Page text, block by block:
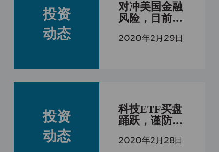
投资
动态
对冲美国金融
风险，目前可
的头等大事
2020年2月29日
投资
动态
科技ETF买盘
踊跃，谨防反
2020年2月28日
人民币，且能提供相关收入证明的自
然人。
三、根据我国《证券公司客户资产管
管理计划合格投资者的标准如下：
1、个人或者家庭金融资产合计不低于
2、公司、企业等机构净资产不低于
1000万元人民币。
依法设立并受监管的各类集合投资产